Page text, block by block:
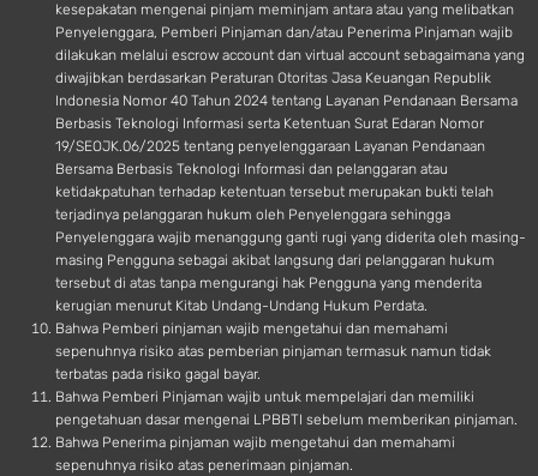
kesepakatan mengenai pinjam meminjam antara atau yang melibatkan
Penyelenggara, Pemberi Pinjaman dan/atau Penerima Pinjaman wajib
dilakukan melalui escrow account dan virtual account sebagaimana yang
diwajibkan berdasarkan Peraturan Otoritas Jasa Keuangan Republik
Indonesia Nomor 40 Tahun 2024 tentang Layanan Pendanaan Bersama
Berbasis Teknologi Informasi serta Ketentuan Surat Edaran Nomor
19/SEOJK.06/2025 tentang penyelenggaraan Layanan Pendanaan
Bersama Berbasis Teknologi Informasi dan pelanggaran atau
ketidakpatuhan terhadap ketentuan tersebut merupakan bukti telah
terjadinya pelanggaran hukum oleh Penyelenggara sehingga
Penyelenggara wajib menanggung ganti rugi yang diderita oleh masing-
masing Pengguna sebagai akibat langsung dari pelanggaran hukum
tersebut di atas tanpa mengurangi hak Pengguna yang menderita
kerugian menurut Kitab Undang-Undang Hukum Perdata.
Bahwa Pemberi pinjaman wajib mengetahui dan memahami
sepenuhnya risiko atas pemberian pinjaman termasuk namun tidak
terbatas pada risiko gagal bayar.
Bahwa Pemberi Pinjaman wajib untuk mempelajari dan memiliki
pengetahuan dasar mengenai LPBBTI sebelum memberikan pinjaman.
Bahwa Penerima pinjaman wajib mengetahui dan memahami
sepenuhnya risiko atas penerimaan pinjaman.